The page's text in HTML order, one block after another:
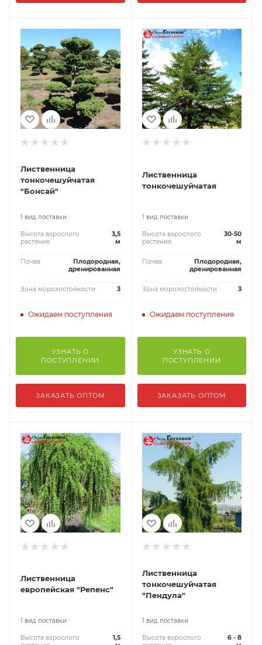
Лиственница
тонкочешуйчатая
"Бонсай"
1 вид поставки
Высота взрослого
растения
3,5
м
Почва
Плодородная,
дренированная
Зона морозостойкости 3
Ожидаем поступления
УЗНАТЬ О
ПОСТУПЛЕНИИ
ЗАКАЗАТЬ ОПТОМ
Лиственница
тонкочешуйчатая
1 вид поставки
Высота взрослого
растения
30-50
м
Почва
Плодородная,
дренированная
Зона морозостойкости 3
Ожидаем поступления
УЗНАТЬ О
ПОСТУПЛЕНИИ
ЗАКАЗАТЬ ОПТОМ
Лиственница
европейская "Репенс"
1 вид поставки
Высота взрослого
1,5
Лиственница
тонкочешуйчатая
"Пендула"
1 вид поставки
Высота взрослого
6 - 8